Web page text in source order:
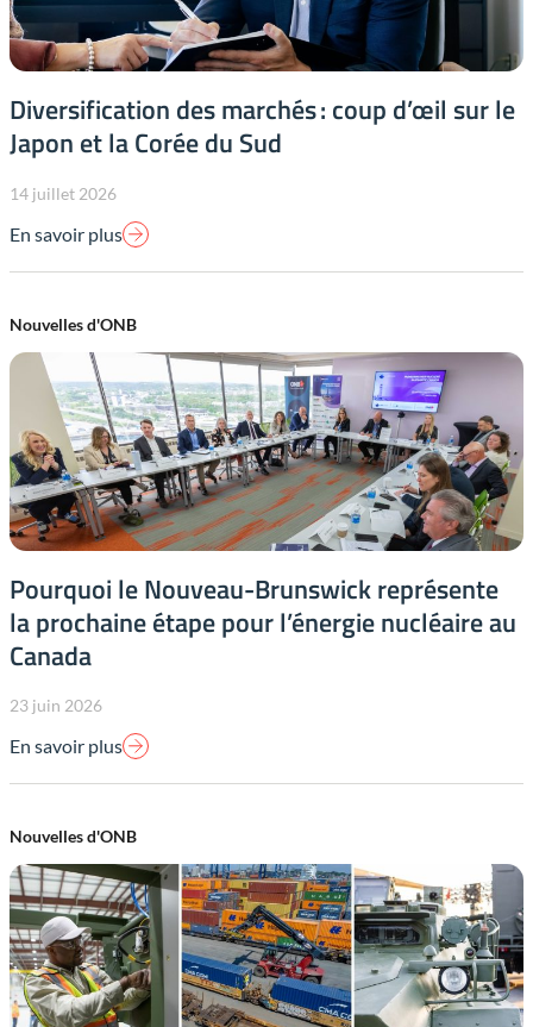
Diversification des marchés : coup d’œil sur le
Japon et la Corée du Sud
14 juillet 2026
En savoir plus
Nouvelles d'ONB
Pourquoi le Nouveau-Brunswick représente
la prochaine étape pour l’énergie nucléaire au
Canada
23 juin 2026
En savoir plus
Nouvelles d'ONB